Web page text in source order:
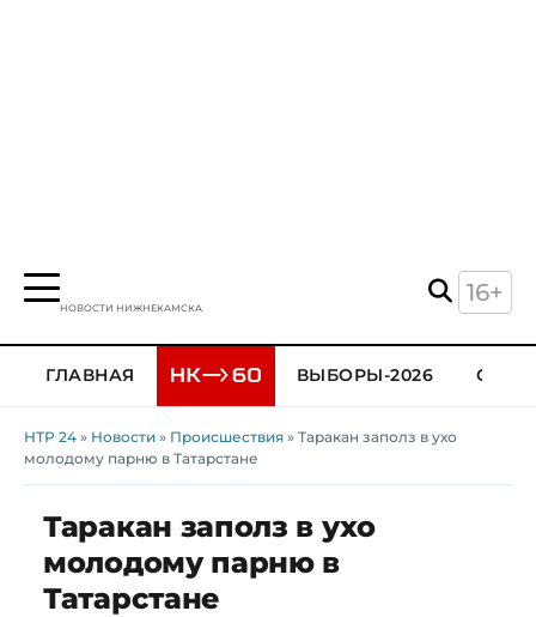
НОВОСТИ НИЖНЕКАМСКА
16+
ГЛАВНАЯ ВЫБОРЫ-2026
НТР 24 » Новости » Происшествия » Таракан заполз в ухо
молодому парню в Татарстане
Таракан заполз в ухо
молодому парню в
Татарстане